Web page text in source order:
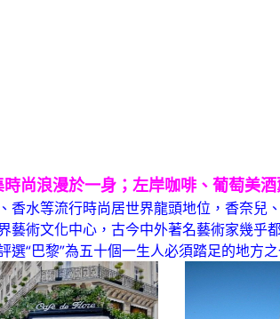
尚浪漫於一身；左岸咖啡、葡萄美
香水等流行時尚居世界龍頭地位，香奈兒
藝術文化中心，古今中外著名藝術家幾乎
選“巴黎”為五十個一生人必須踏足的地方之